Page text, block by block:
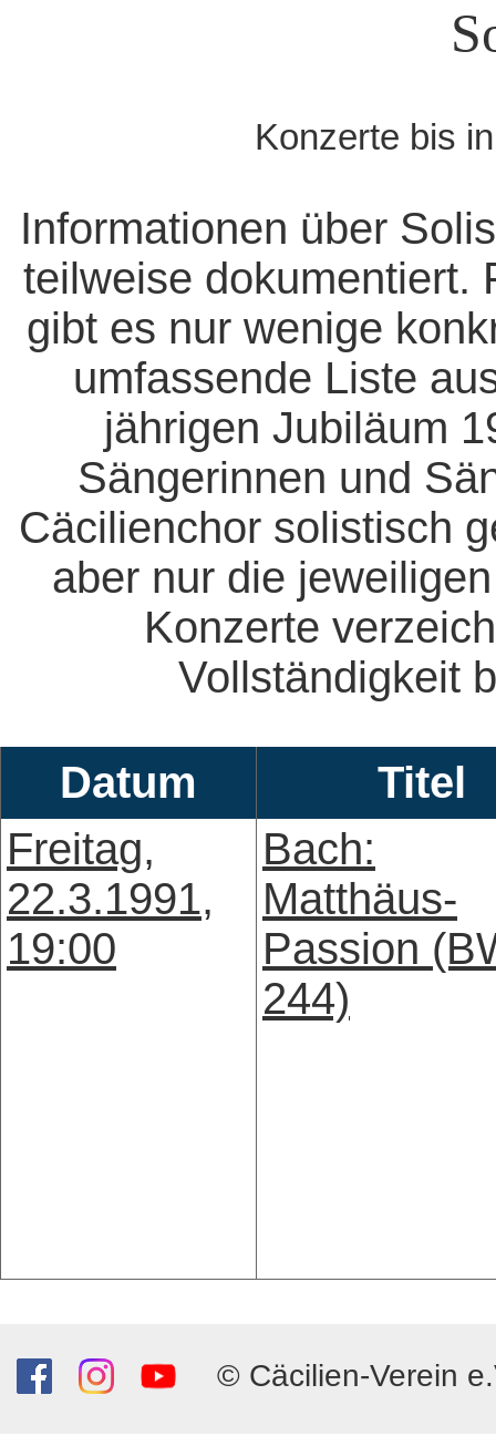
Konzerte bis
Informationen über
teilweise dokumentiert.
gibt es nur wenige
umfassende Liste
jährigen Jubiläum
Sängerinnen und
Cäcilienchor solistisch
aber nur die
Konzerte
Vollständigkeit
Datum
Titel
Freitag,
22.3.1991,
19:00
Bach:
Matthäus-
Passion
244)
© Cäcilien-Verein